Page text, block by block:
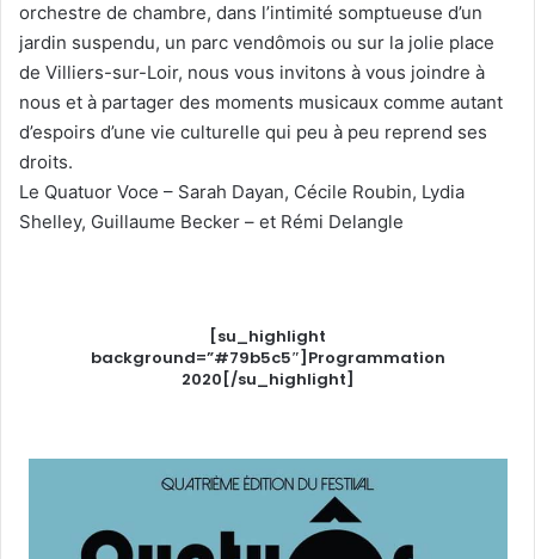
orchestre de chambre, dans l’intimité somptueuse d’un
jardin suspendu, un parc vendômois ou sur la jolie place
de Villiers-sur-Loir, nous vous invitons à vous joindre à
nous et à partager des moments musicaux comme autant
d’espoirs d’une vie culturelle qui peu à peu reprend ses
droits.
Le Quatuor Voce – Sarah Dayan, Cécile Roubin, Lydia
Shelley, Guillaume Becker – et Rémi Delangle
[su_highlight
background=”#79b5c5″]Programmation
2020[/su_highlight]